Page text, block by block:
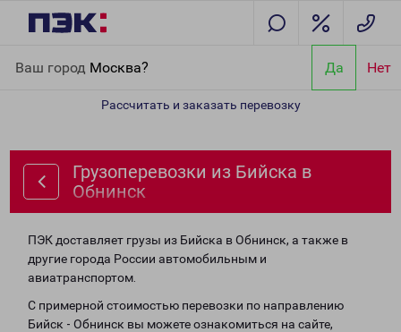
Ваш город Москва? Да Нет
Рассчитать и заказать перевозку
Грузоперевозки из Бийска в
Обнинск
ПЭК доставляет грузы из Бийска в Обнинск, а также в
другие города России автомобильным и
авиатранспортом.
С примерной стоимостью перевозки по направлению
Бийск - Обнинск вы можете ознакомиться на сайте,